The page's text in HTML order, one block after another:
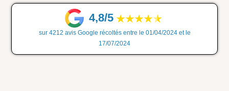
4,8/5
sur 4212 avis Google récoltés entre le 01/04/2024 et le
17/07/2024